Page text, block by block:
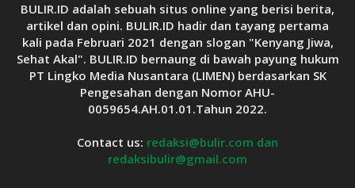
BULIR.ID adalah sebuah situs online yang berisi berita,
artikel dan opini. BULIR.ID hadir dan tayang pertama
kali pada Februari 2021 dengan slogan "Kenyang Jiwa,
Sehat Akal". BULIR.ID bernaung di bawah payung hukum
PT Lingko Media Nusantara (LIMEN) berdasarkan SK
Pengesahan dengan Nomor AHU-
0059654.AH.01.01.Tahun 2022.
Contact us: redaksi@bulir.com dan
redaksibulir@gmail.com